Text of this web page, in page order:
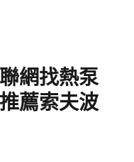
網找熱泵
薦索夫波